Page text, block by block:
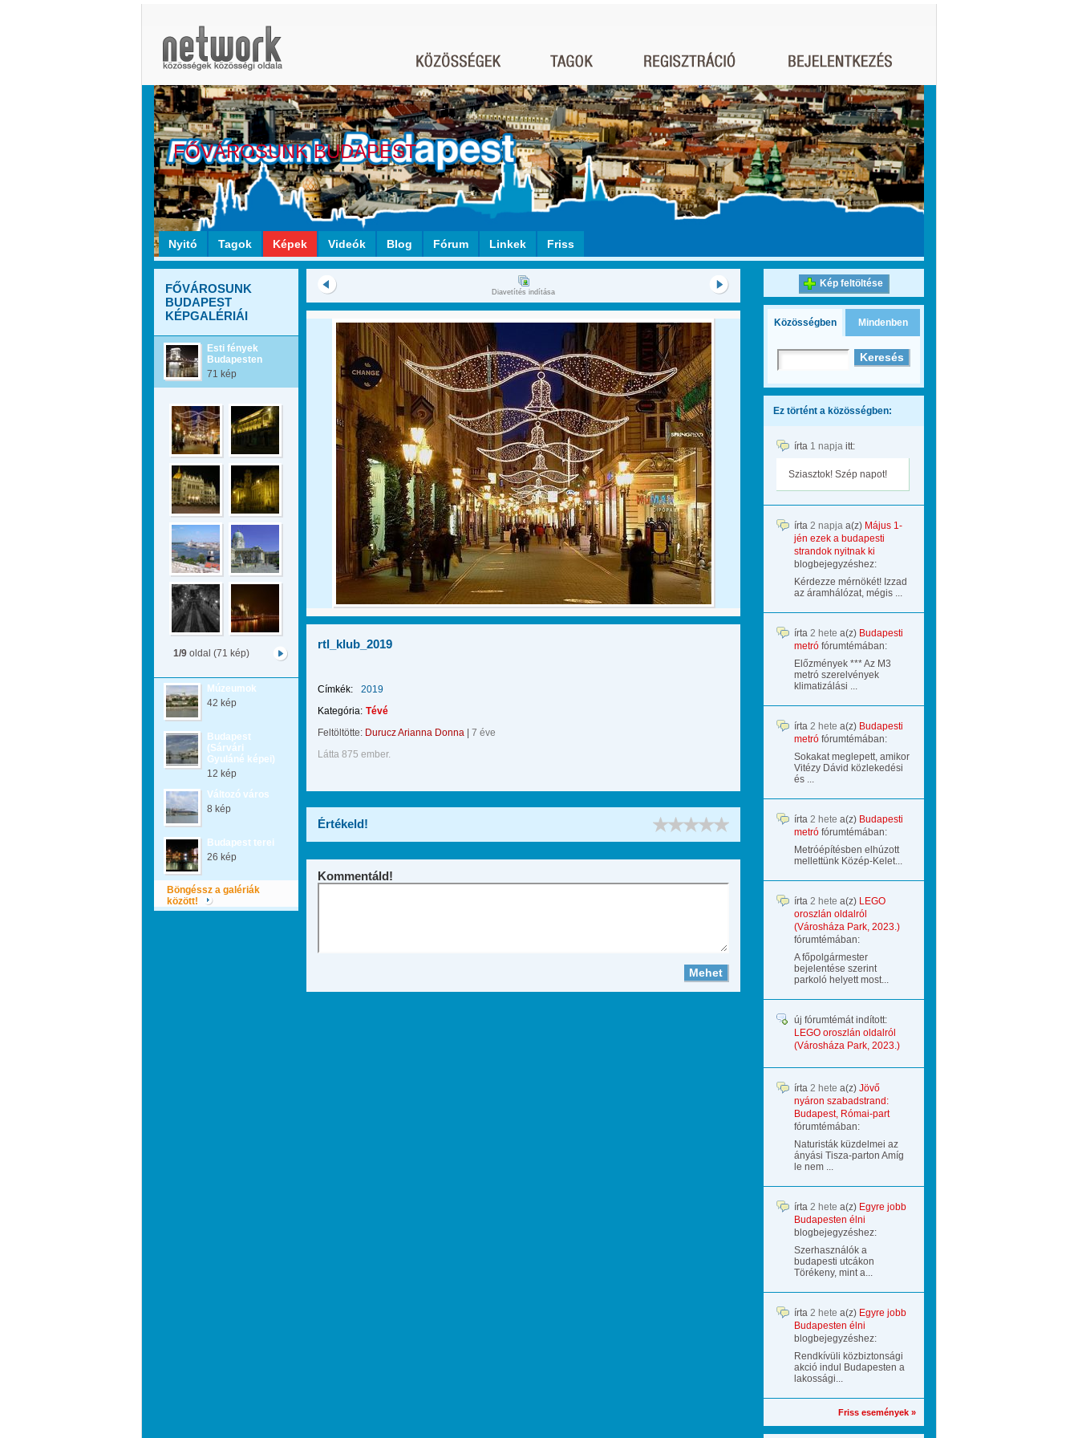
FŐVÁROSUNK BUDAPEST
Nyitó Tagok Képek Videók Blog Fórum Linkek Friss
FŐVÁROSUNK
BUDAPEST
KÉPGALÉRIÁI
Esti fények
Budapesten
71 kép
1/9oldal (71 kép)
Múzeumok
42 kép
Budapest
(Sárvári
Gyuláné képei)
12 kép
Változó város
8 kép
Budapest terei
26 kép
Böngéssz a galériák
között!
Diavetítés indítása
rtl_klub_2019
Címkék:
2019
Kategória: Tévé
Feltöltötte: Durucz Arianna Donna
7 éve
Látta 875 ember.
Értékeld!
Kommentáld!
Kép feltöltése
Közösségben Mindenben
Ez történt a közösségben:
írta 1 napja itt:
Sziasztok! Szép napot!
írta 2 napja a(z) Május 1-
jén ezek a budapesti
strandok nyitnak ki
blogbejegyzéshez:
Kérdezze mérnökét! Izzad
az áramhálózat, mégis ...
írta 2 hete a(z) Budapesti
metró fórumtémában:
Előzmények *** Az M3
metró szerelvények
klimatizálási ...
írta 2 hete a(z) Budapesti
metró fórumtémában:
Sokakat meglepett, amikor
Vitézy Dávid közlekedési
és ...
írta 2 hete a(z) Budapesti
metró fórumtémában:
Metróépítésben elhúzott
mellettünk Közép-Kelet...
írta 2 hete a(z) LEGO
oroszlán oldalról
(Városháza Park, 2023.)
fórumtémában:
A főpolgármester
bejelentése szerint
parkoló helyett most...
új fórumtémát indított:
LEGO oroszlán oldalról
(Városháza Park, 2023.)
írta 2 hete a(z) Jövő
nyáron szabadstrand:
Budapest, Római-part
fórumtémában:
Naturisták küzdelmei az
ányási Tisza-parton Amíg
le nem ...
írta 2 hete a(z) Egyre jobb
Budapesten élni
blogbejegyzéshez:
Szerhasználók a
budapesti utcákon
Törékeny, mint a...
írta 2 hete a(z) Egyre jobb
Budapesten élni
blogbejegyzéshez:
Rendkívüli közbiztonsági
akció indul Budapesten a
lakossági...
Friss események »